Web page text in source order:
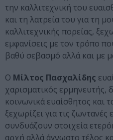
την καλλιτεχνική του
και τη λατρεία του για τη
καλλιτεχνικής πορείας,
εμφανίσεις με τον τρόπο
βαθύ σεβασμό αλλά και µε
Ο Μίλτος Πασχαλίδης
χαρισματικός ερμηνευτής,
κοινωνικά ευαίσθητος και
ξεχωρίζει για τις ζωντανές
συνδυάζουν στοιχεία
αρχή αλλά άγνωστο τέλος